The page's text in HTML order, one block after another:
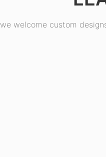
we welcome custom